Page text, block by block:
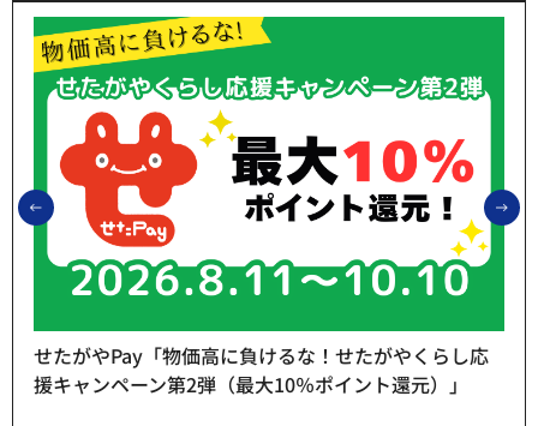
前のスライドを表示
せたがやPay「物価高に負けるな！せたがやくらし応
援キャンペーン第2弾（最大10％ポイント還元）」